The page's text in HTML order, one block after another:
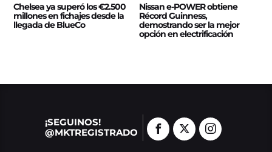
Chelsea ya superó los €2.500
millones en fichajes desde la
llegada de BlueCo
Nissan e‑POWER obtiene
Récord Guinness,
demostrando ser la mejor
opción en electrificación
¡SEGUINOS!
@MKTREGISTRADO